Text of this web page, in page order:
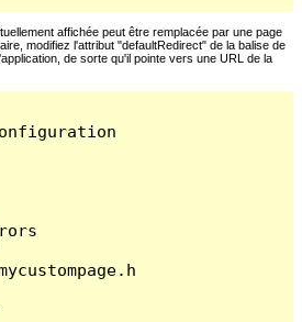
affichée peut être remplacée par une page
modifiez l'attribut "defaultRedirect" de la balise de
de sorte qu'il pointe vers une URL de la